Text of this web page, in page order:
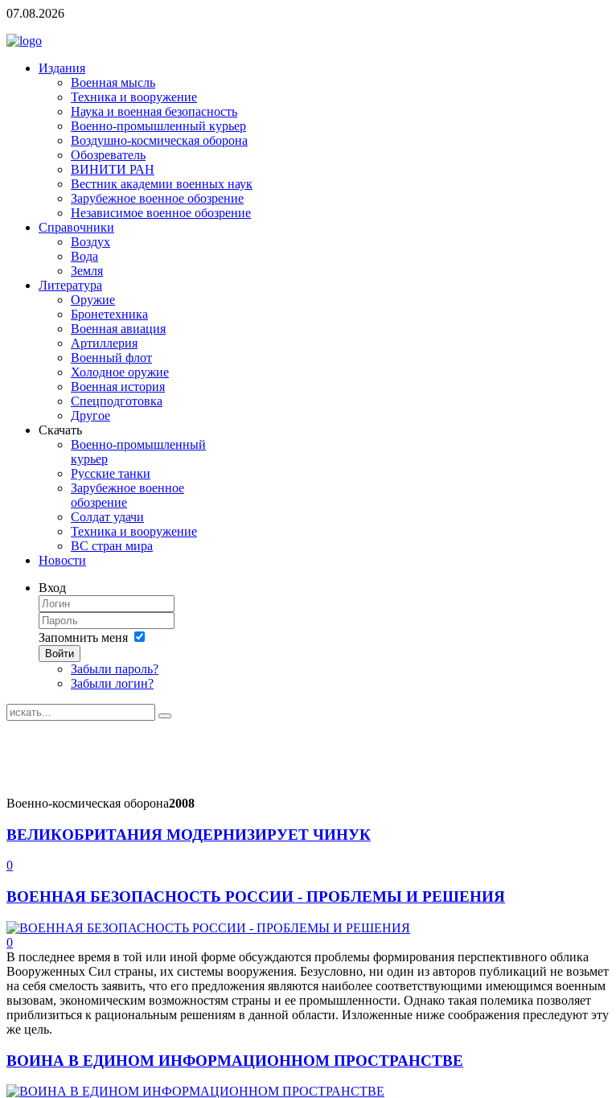
07.08.2026
Издания
Военная мысль
Техника и вооружение
Наука и военная безопасность
Военно-промышленный курьер
Воздушно-космическая оборона
Обозреватель
ВИНИТИ РАН
Вестник академии военных наук
Зарубежное военное обозрение
Независимое военное обозрение
Справочники
Воздух
Вода
Земля
Литература
Оружие
Бронетехника
Военная авиация
Артиллерия
Военный флот
Холодное оружие
Военная история
Спецподготовка
Другое
Скачать
Военно-промышленный
курьер
Русские танки
Зарубежное военное
обозрение
Солдат удачи
Техника и вооружение
ВС стран мира
Новости
Вход
Запомнить меня
Войти
Забыли пароль?
Забыли логин?
Военно-космическая оборона2008
ВЕЛИКОБРИТАНИЯ МОДЕРНИЗИРУЕТ ЧИНУК
0
ВОЕННАЯ БЕЗОПАСНОСТЬ РОССИИ - ПРОБЛЕМЫ И РЕШЕНИЯ
0
В последнее время в той или иной форме обсуждаются проблемы формирования перспективного облика
Вооруженных Сил страны, их системы вооружения. Безусловно, ни один из авторов публикаций не возьмет
на себя смелость заявить, что его предложения являются наиболее соответствующими имеющимся военным
вызовам, экономическим возможностям страны и ее промышленности. Однако такая полемика позволяет
приблизиться к рациональным решениям в данной области. Изложенные ниже соображения преследуют эту
же цель.
ВОИНА В ЕДИНОМ ИНФОРМАЦИОННОМ ПРОСТРАНСТВЕ